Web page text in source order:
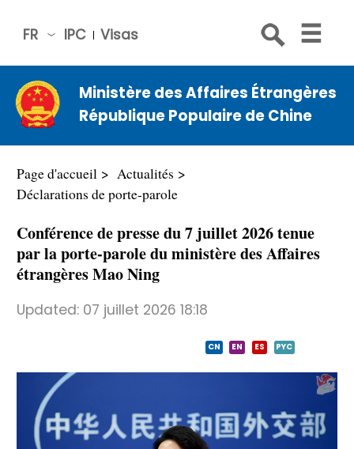
IPC Visas
FR
中文
Engli
sh
Русс
Espa
عربي
Ministère des Affaires Étrangères
République Populaire de Chine
Page d'accueil
Actualités
Déclarations de porte-parole
Conférence de presse du 7 juillet 2026 tenue
par la porte-parole du ministère des Affaires
étrangères Mao Ning
Updated: 07 juillet 2026 18:18
CN EN ES PYC